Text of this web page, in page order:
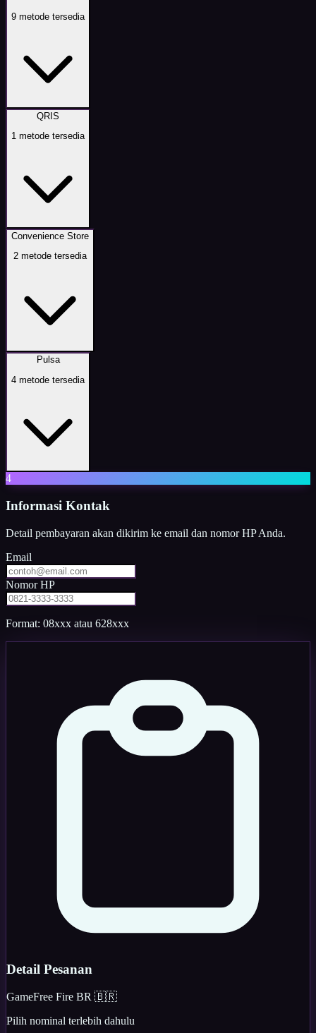
9 metode tersedia
QRIS
1 metode tersedia
Convenience Store
2 metode tersedia
Pulsa
4 metode tersedia
4
Informasi Kontak
Detail pembayaran akan dikirim ke email dan nomor HP Anda.
Email
Nomor HP
Format: 08xxx atau 628xxx
Detail Pesanan
GameFree Fire BR 🇧🇷
Pilih nominal terlebih dahulu